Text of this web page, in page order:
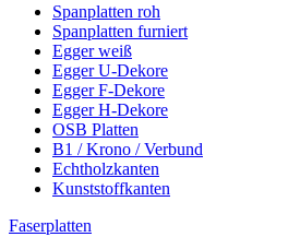
Spanplatten roh
Spanplatten furniert
Egger weiß
Egger U-Dekore
Egger F-Dekore
Egger H-Dekore
OSB Platten
B1 / Krono / Verbund
Echtholzkanten
Kunststoffkanten
Faserplatten